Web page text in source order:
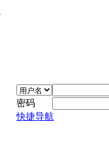
密码
快捷导航